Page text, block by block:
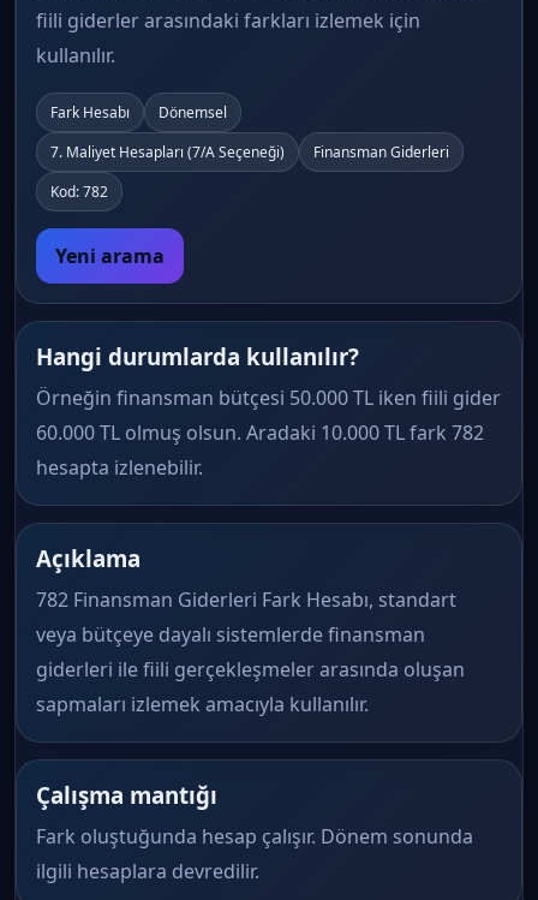
fiili giderler arasındaki farkları izlemek için
kullanılır.
Fark Hesabı
Dönemsel
7. Maliyet Hesapları (7/A Seçeneği)
Finansman Giderleri
Kod: 782
Yeni arama
Hangi durumlarda kullanılır?
Örneğin finansman bütçesi 50.000 TL iken fiili gider
60.000 TL olmuş olsun. Aradaki 10.000 TL fark 782
hesapta izlenebilir.
Açıklama
782 Finansman Giderleri Fark Hesabı, standart
veya bütçeye dayalı sistemlerde finansman
giderleri ile fiili gerçekleşmeler arasında oluşan
sapmaları izlemek amacıyla kullanılır.
Çalışma mantığı
Fark oluştuğunda hesap çalışır. Dönem sonunda
ilgili hesaplara devredilir.